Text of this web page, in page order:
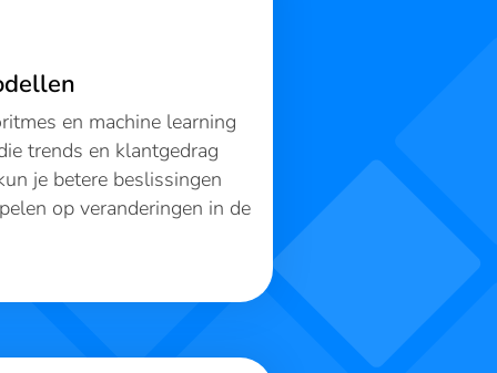
en machine learning
trends en klantgedrag
je betere beslissingen
op veranderingen in de